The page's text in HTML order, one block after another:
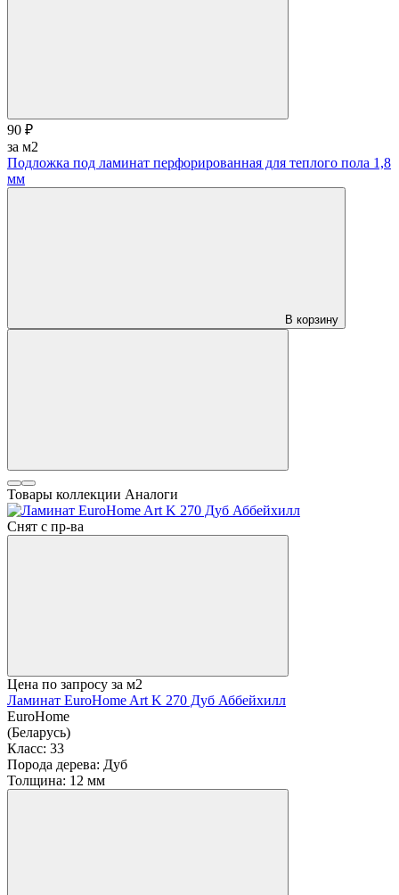
90 ₽
за м2
Подложка под ламинат перфорированная для теплого пола 1,8
мм
В корзину
Товары коллекции Аналоги
Снят с пр-ва
Цена по запросу за м2
Ламинат EuroHome Art K 270 Дуб Аббейхилл
EuroHome
(Беларусь)
Класс: 33
Порода дерева: Дуб
Толщина: 12 мм